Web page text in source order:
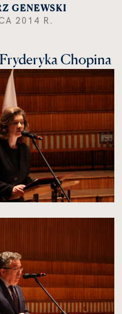
GENEWSKI
2014 R.
Chopina